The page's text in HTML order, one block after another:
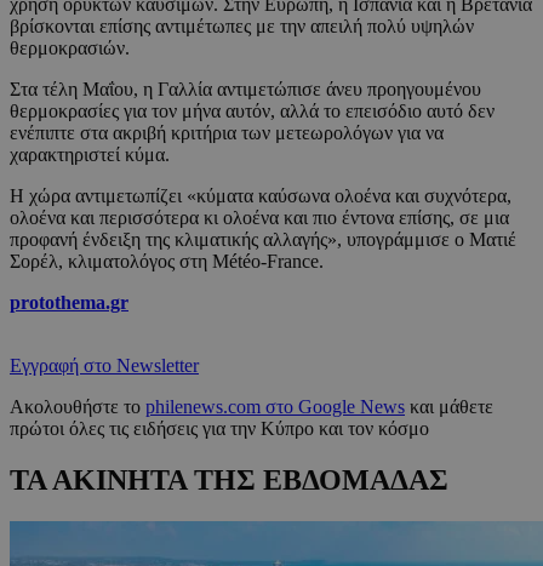
χρήση ορυκτών καυσίμων. Στην Ευρώπη, η Ισπανία και η Βρετανία
βρίσκονται επίσης αντιμέτωπες με την απειλή πολύ υψηλών
θερμοκρασιών.
Στα τέλη Μαΐου, η Γαλλία αντιμετώπισε άνευ προηγουμένου
θερμοκρασίες για τον μήνα αυτόν, αλλά το επεισόδιο αυτό δεν
ενέπιπτε στα ακριβή κριτήρια των μετεωρολόγων για να
χαρακτηριστεί κύμα.
Η χώρα αντιμετωπίζει «κύματα καύσωνα ολοένα και συχνότερα,
ολοένα και περισσότερα κι ολοένα και πιο έντονα επίσης, σε μια
προφανή ένδειξη της κλιματικής αλλαγής», υπογράμμισε ο Ματιέ
Σορέλ, κλιματολόγος στη Météo-France.
protothema.gr
Εγγραφή στο Newsletter
Ακολουθήστε το philenews.com στο Google News και μάθετε
πρώτοι όλες τις ειδήσεις για την Κύπρο και τον κόσμο
ΤΑ ΑΚΙΝΗΤΑ ΤΗΣ ΕΒΔΟΜΑΔΑΣ